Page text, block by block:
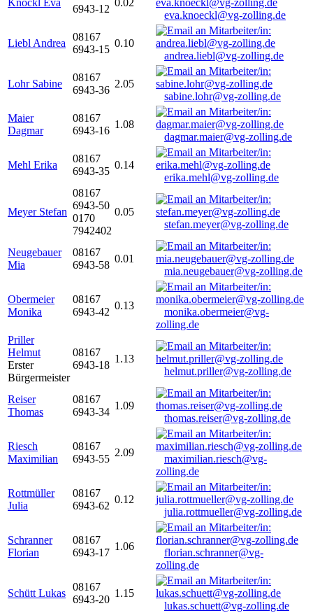
Knöckl Eva
6943-12
0.02
eva.knoeckl@vg-zolling.de
Liebl Andrea
08167
6943-15
0.10
andrea.liebl@vg-zolling.de
Lohr Sabine
08167
6943-36
2.05
sabine.lohr@vg-zolling.de
Maier
Dagmar
08167
6943-16
1.08
dagmar.maier@vg-zolling.de
Mehl Erika
08167
6943-35
0.14
erika.mehl@vg-zolling.de
Meyer Stefan
08167
6943-50
0170
7942402
0.05
stefan.meyer@vg-zolling.de
Neugebauer
Mia
08167
6943-58
0.01
mia.neugebauer@vg-zolling.de
Obermeier
Monika
08167
6943-42
0.13
monika.obermeier@vg-
zolling.de
Priller
Helmut
Erster
Bürgermeister
08167
6943-18
1.13
helmut.priller@vg-zolling.de
Reiser
Thomas
08167
6943-34
1.09
thomas.reiser@vg-zolling.de
Riesch
Maximilian
08167
6943-55
2.09
maximilian.riesch@vg-
zolling.de
Rottmüller
Julia
08167
6943-62
0.12
julia.rottmueller@vg-zolling.de
Schranner
Florian
08167
6943-17
1.06
florian.schranner@vg-
zolling.de
Schütt Lukas
08167
6943-20
1.15
lukas.schuett@vg-zolling.de